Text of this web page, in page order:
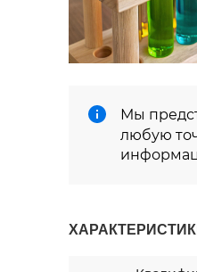
Мы
любую